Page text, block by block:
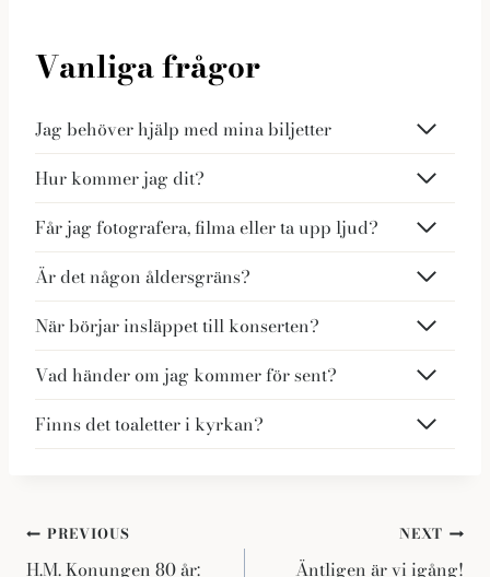
Vanliga frågor
Jag behöver hjälp med mina biljetter
Hur kommer jag dit?
Får jag fotografera, filma eller ta upp ljud?
Är det någon åldersgräns?
När börjar insläppet till konserten?
Vad händer om jag kommer för sent?
Finns det toaletter i kyrkan?
Inläggsnavigering
PREVIOUS
H.M. Konungen 80 år:
NEXT
Äntligen är vi igång!